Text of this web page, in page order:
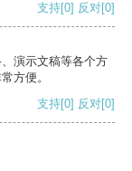
支持[0] 反对[0]
演示文稿等各个方
方便。
支持[0] 反对[0]